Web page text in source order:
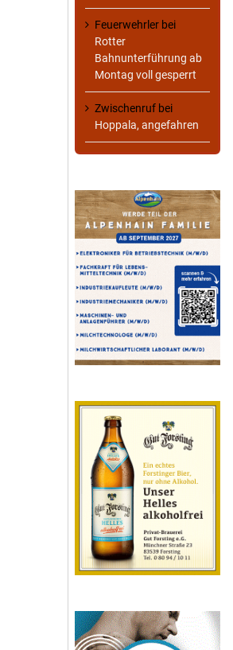
Feuerwehrler bei
Rotter
Bahnunterführung ab
Montag voll gesperrt
Zwischenruf bei
Hoppala, angefahren